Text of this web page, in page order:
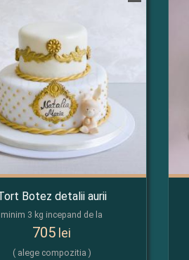
Botez detalii aurii
minim 3 kg incepand de la
705 lei
( alege compozitia )